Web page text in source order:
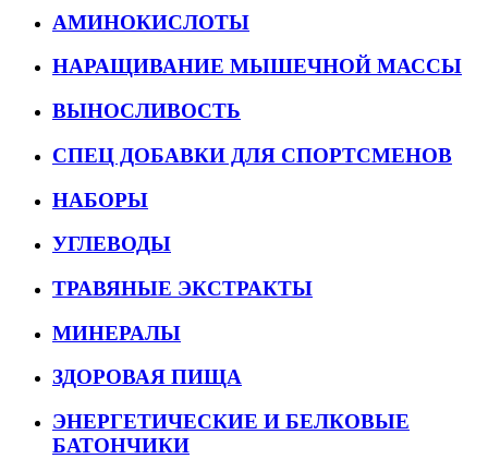
АМИНОКИСЛОТЫ
НАРАЩИВАНИЕ МЫШЕЧНОЙ МАССЫ
ВЫНОСЛИВОСТЬ
СПЕЦ ДОБАВКИ ДЛЯ СПОРТСМЕНОВ
НАБОРЫ
УГЛЕВОДЫ
ТРАВЯНЫЕ ЭКСТРАКТЫ
МИНЕРАЛЫ
ЗДОРОВАЯ ПИЩА
ЭНЕРГЕТИЧЕСКИЕ И БЕЛКОВЫЕ
БАТОНЧИКИ